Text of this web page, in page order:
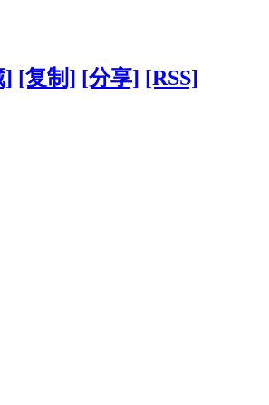
] [复制] [分享] [RSS]